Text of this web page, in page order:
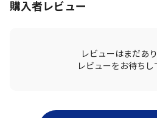
購入者レビュー
レビューはまだあり
レビューをお待ちし